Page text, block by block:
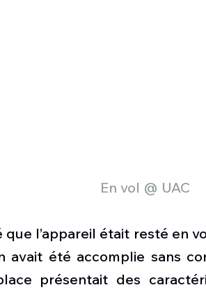
En vol @ UAC
que l’appareil était resté en
avait été accomplie sans
présentait des